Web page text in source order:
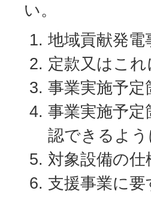
い。
地域貢献発電
定款又はこ
事業実施予定
事業実施予定
認できるよ
対象設備の仕
支援事業に